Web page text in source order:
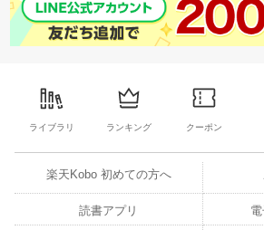
ライブラリ ランキング クーポン
楽天Kobo 初めての方へ
読書アプリ